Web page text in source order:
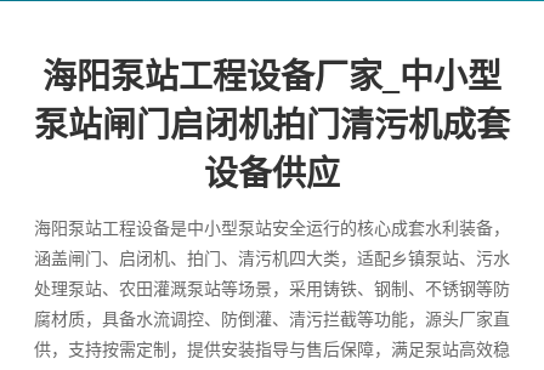
海阳泵站工程设备厂家_中小型
泵站闸门启闭机拍门清污机成套
设备供应
海阳泵站工程设备是中小型泵站安全运行的核心成套水利装备，
涵盖闸门、启闭机、拍门、清污机四大类，适配乡镇泵站、污水
处理泵站、农田灌溉泵站等场景，采用铸铁、钢制、不锈钢等防
腐材质，具备水流调控、防倒灌、清污拦截等功能，源头厂家直
供，支持按需定制，提供安装指导与售后保障，满足泵站高效稳